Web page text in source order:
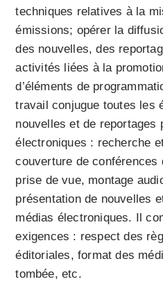
techniques relatives à la
émissions; opérer la
des nouvelles, des
activités liées à la
d’éléments de
travail conjugue toutes les
nouvelles et de
électroniques : recherche
couverture de conférences
prise de vue, montage
présentation de nouvelles
médias électroniques. Il
exigences : respect des
éditoriales, format des
tombée, etc.